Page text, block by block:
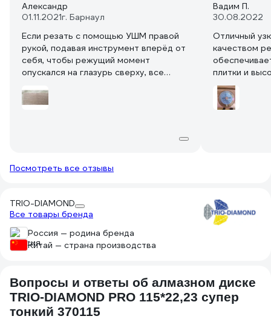
Александр
01.11.2021г. Барнаул
Если резать с помощью УШМ правой
рукой, подавая инструмент вперёд от
себя, чтобы режущий момент
опускался на глазурь сверху, все
не начинает бить диск или не дрогнет
рука. Далее диск обратной стороной
РФ, все плохо - хоть что ты делай.
дешёвых абразивных.
Вадим П.
30.08.2022
Отличный
качеством
плитки и
сожалению,
но можно
Посмотреть все отзывы
TRIO-DIAMOND
Все товары бренда
Россия — родина бренда
Китай — страна производства
Вопросы и ответы об алмазном диске
TRIO-DIAMOND PRO 115*22,23 супер
тонкий 370115